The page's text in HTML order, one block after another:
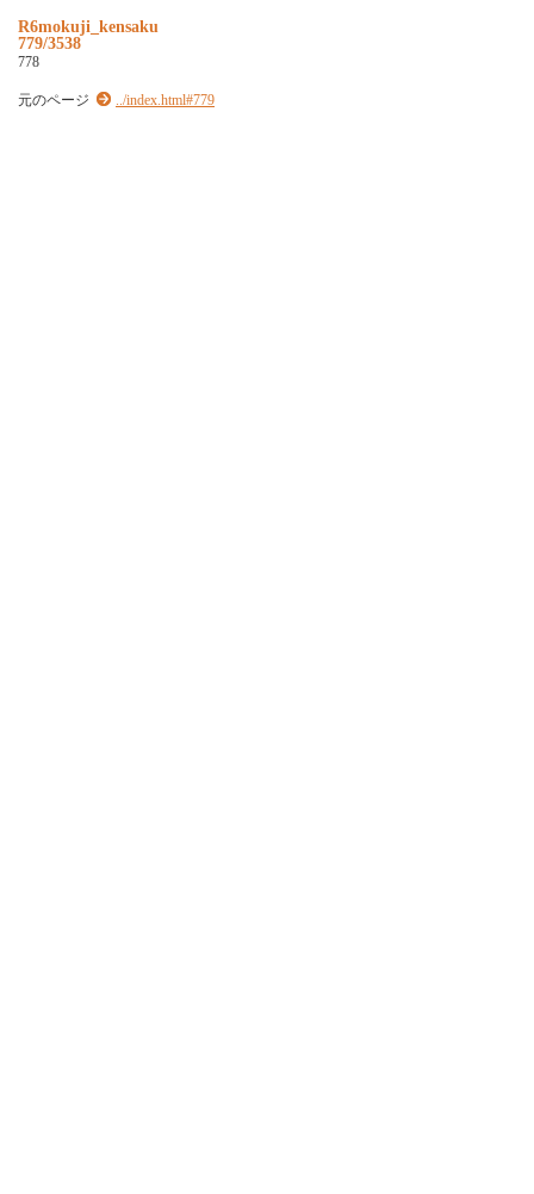
R6mokuji_kensaku
779/3538
778
元のページ ../index.html#779